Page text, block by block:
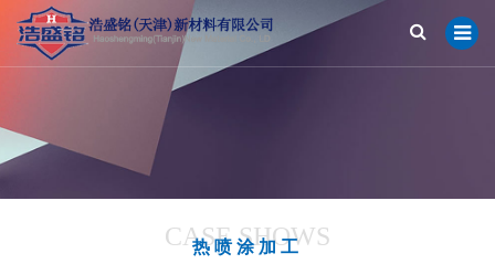
CASE SHOWS
热喷涂加工